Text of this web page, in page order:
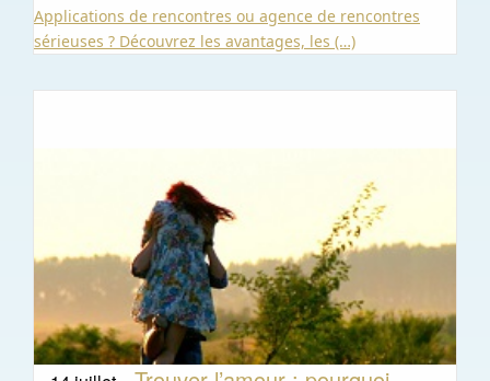
Applications de rencontres ou agence de rencontres
sérieuses ? Découvrez les avantages, les (…)